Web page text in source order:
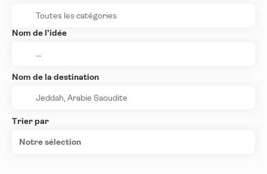
Nom de l’idée
Nom de la destination
Trier par
Notre sélection